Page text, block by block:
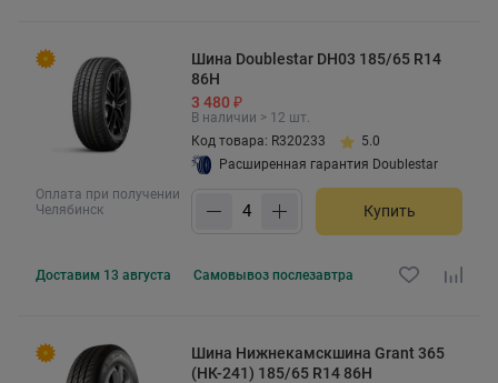
Оплата при получении
Челябинск
Шина Doublestar DH03 185/65 R14
86H
3 480 ₽
В наличии > 12 шт.
Код товара: R320233
5.0
Расширенная гарантия Doublestar
Купить
Доставим 13 августа Самовывоз послезавтра
Шина Нижнекамскшина Grant 365
(НК-241) 185/65 R14 86H